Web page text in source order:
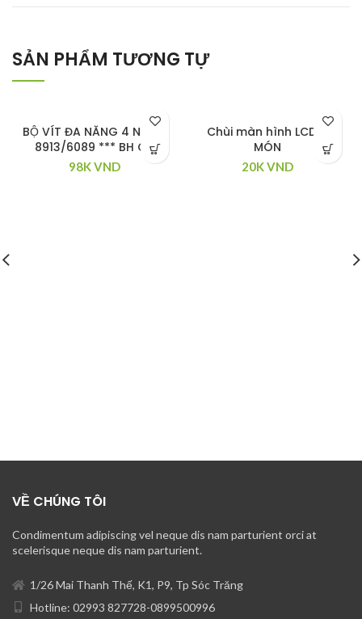
SẢN PHẨM TƯƠNG TỰ
BỘ VÍT ĐA NĂNG 4 NGĂN
8913/6089 *** BH OK
98KVND
Chùi màn hình LCD 4
MÓN
20KVND
VỀ CHÚNG TÔI
Condimentum adipiscing vel neque dis nam parturient orci at
scelerisque neque dis nam parturient.
1/26 Mai Thanh Thế, K1, P9, Tp Sóc Trăng
Hotline: 02993 827728-0899500996